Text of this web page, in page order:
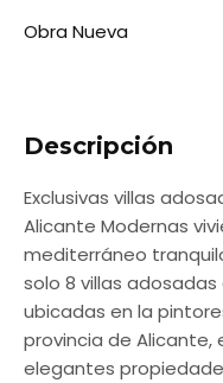
Obra Nueva
Descripción
Exclusivas villas
Alicante Modernas
mediterráneo
solo 8 villas
ubicadas en la
provincia de Alicante,
elegantes